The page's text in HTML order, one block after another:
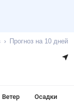
Прогноз на 10 дней
Ветер Осадки